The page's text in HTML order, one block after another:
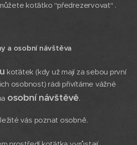
koťátko "předrezervovat" .
a osobní návštěva
koťátek (kdy už mají za sebou první
osobnost) rádi přivítáme vážné
osobní návštěvě.
vás poznat osobně.